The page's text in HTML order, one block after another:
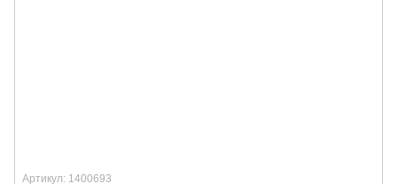
Артикул: 1400693